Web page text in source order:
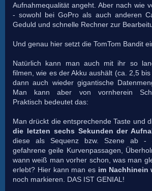
Aufnahmequalität angeht. Aber nach wie
- sowohl bei GoPro als auch anderen
Geduld und schnelle Rechner zur
Und genau hier setzt die TomTom Bandit
Natürlich kann man auch mit ihr so
filmen, wie es der Akku aushält (ca. 2,5
dann auch wieder gigantische
Man kann aber von vornherein
Praktisch bedeutet das:
Man drückt die entsprechende Taste und
die letzten sechs Sekunden der
diese als Sequenz bzw. Szene ab -
gefahrene geile Kurvenpassagen,
wann weiß man vorher schon, was man
erlebt? Hier kann man es im Nachhinein
noch markieren. DAS IST GENIAL!